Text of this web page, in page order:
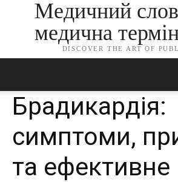
Медичний
медична
DISCOVER THE ART OF
Брадикардія:
симптоми,
та ефективне